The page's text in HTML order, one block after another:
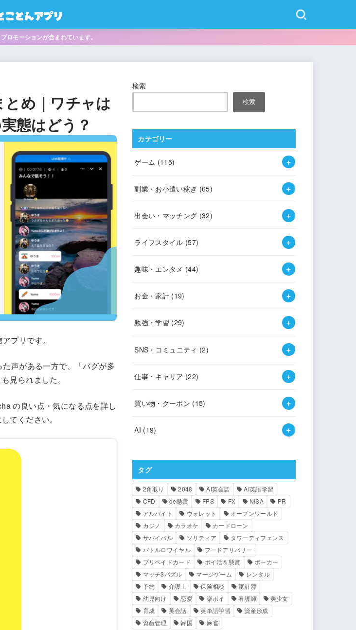
ロモーションが含まれています。
とめ｜ワチャは
態はどう？
プリです。
声がある一方で、「バグが多
見られました。
の良い点・気になる点を詳し
てください。
検索
検索
カテゴリー
ゲーム (115)
副業・お小遣い稼ぎ (65)
出会い・マッチング (32)
ライフスタイル (57)
趣味・エンタメ (44)
お金・家計 (19)
勉強・学習 (29)
SNS・コミュニティ (2)
仕事・キャリア (22)
買い物・クーポン (15)
AI (19)
タグ
2角取り 2048 AI英会話
AI英語学習
CFD
de懸賞 FPS FX NISA
PR
アルバイト
ウォレット
オープンワールド
カジノ
カラオケ
カードローン
サバイバル
ソリティア
タワーディフェンス
バトルロワイヤル
フードデリバリー
プリペイドカード
ポイ活＆懸賞
ポーカー
マッチ3パズル
マージゲーム
レンタル
予約
介護士 保険相談
家計簿
幼児向け
恋愛 楽ポイ 看護師
美少女
育成
英会話 英単語学習
資産形成
資産管理
韓国 麻雀